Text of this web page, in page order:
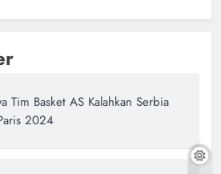
Tim Basket AS Kalahkan Serbia
2024